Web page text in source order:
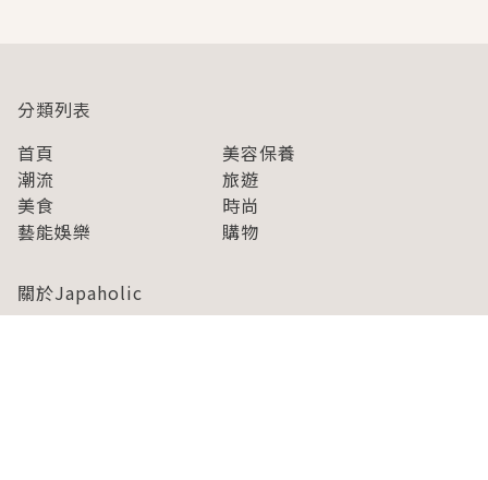
分類列表
首頁
美容保養
潮流
旅遊
美食
時尚
藝能娛樂
購物
關於Japaholic